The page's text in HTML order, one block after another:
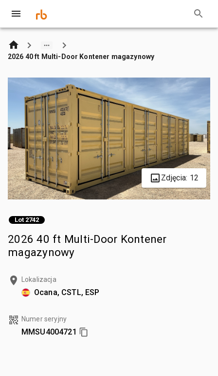
2026 40 ft Multi-Door Kontener magazynowy
Zdjęcia: 12
Lot 2742
2026 40 ft Multi-Door Kontener
magazynowy
Lokalizacja
Ocana, CSTL, ESP
Numer seryjny
MMSU4004721